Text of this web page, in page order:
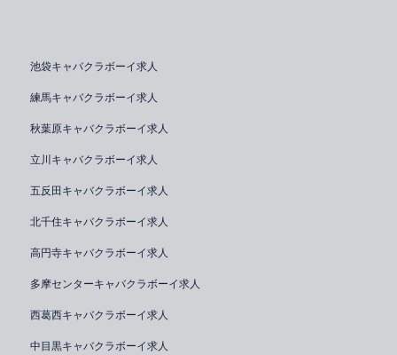
池袋キャバクラボーイ求人
練馬キャバクラボーイ求人
秋葉原キャバクラボーイ求人
立川キャバクラボーイ求人
五反田キャバクラボーイ求人
北千住キャバクラボーイ求人
高円寺キャバクラボーイ求人
多摩センターキャバクラボーイ求人
西葛西キャバクラボーイ求人
中目黒キャバクラボーイ求人